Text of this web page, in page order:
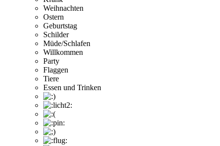
Weihnachten
Ostern
Geburtstag
Schilder
Müde/Schlafen
Willkommen
Party
Flaggen
Tiere
Essen und Trinken